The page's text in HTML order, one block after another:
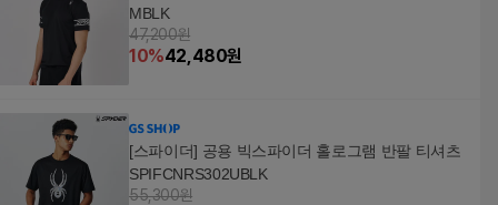
MBLK
47,200원
10%42,480원
[스파이더] 공용 빅스파이더 홀로그램 반팔 티셔츠
SPIFCNRS302UBLK
55,300원